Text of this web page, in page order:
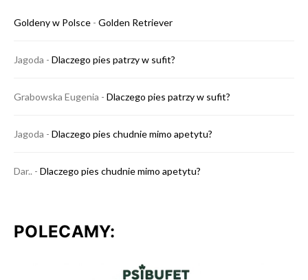
Goldeny w Polsce - Golden Retriever
Jagoda - Dlaczego pies patrzy w sufit?
Grabowska Eugenia - Dlaczego pies patrzy w sufit?
Jagoda - Dlaczego pies chudnie mimo apetytu?
Dar.. - Dlaczego pies chudnie mimo apetytu?
POLECAMY: